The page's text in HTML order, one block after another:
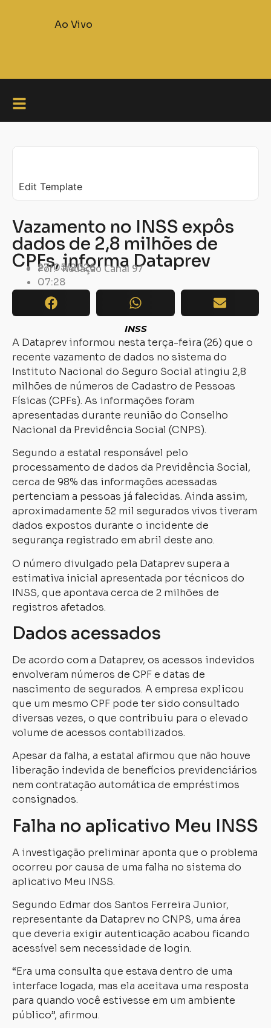
Ao Vivo
Edit Template
Vazamento no INSS expôs
dados de 2,8 milhões de
CPFs, informa Dataprev
Por: Redação Canal 97
27/05/2026
07:28
INSS
A Dataprev informou nesta terça-feira (26) que o
recente vazamento de dados no sistema do
Instituto Nacional do Seguro Social atingiu 2,8
milhões de números de Cadastro de Pessoas
Físicas (CPFs). As informações foram
apresentadas durante reunião do Conselho
Nacional da Previdência Social (CNPS).
Segundo a estatal responsável pelo
processamento de dados da Previdência Social,
cerca de 98% das informações acessadas
pertenciam a pessoas já falecidas. Ainda assim,
aproximadamente 52 mil segurados vivos tiveram
dados expostos durante o incidente de
segurança registrado em abril deste ano.
O número divulgado pela Dataprev supera a
estimativa inicial apresentada por técnicos do
INSS, que apontava cerca de 2 milhões de
registros afetados.
Dados acessados
De acordo com a Dataprev, os acessos indevidos
envolveram números de CPF e datas de
nascimento de segurados. A empresa explicou
que um mesmo CPF pode ter sido consultado
diversas vezes, o que contribuiu para o elevado
volume de acessos contabilizados.
Apesar da falha, a estatal afirmou que não houve
liberação indevida de benefícios previdenciários
nem contratação automática de empréstimos
consignados.
Falha no aplicativo Meu INSS
A investigação preliminar aponta que o problema
ocorreu por causa de uma falha no sistema do
aplicativo Meu INSS.
Segundo Edmar dos Santos Ferreira Junior,
representante da Dataprev no CNPS, uma área
que deveria exigir autenticação acabou ficando
acessível sem necessidade de login.
“Era uma consulta que estava dentro de uma
interface logada, mas ela aceitava uma resposta
para quando você estivesse em um ambiente
público”, afirmou.